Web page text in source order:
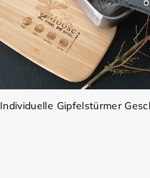
Individuelle Gipfelstürmer